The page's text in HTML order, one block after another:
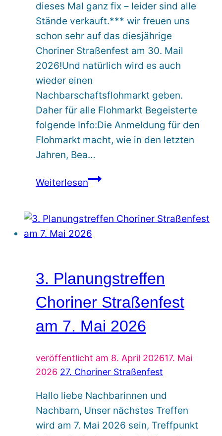
dieses Mal ganz fix – leider sind alle
Stände verkauft.*** wir freuen uns
schon sehr auf das diesjährige
Choriner Straßenfest am 30. Mail
2026!Und natürlich wird es auch
wieder einen
Nachbarschaftsflohmarkt geben.
Daher für alle Flohmarkt Begeisterte
folgende Info:Die Anmeldung für den
Flohmarkt macht, wie in den letzten
Jahren, Bea…
WeiterlesenFlohmarkt
AUSVERKAUFT
3. Planungstreffen
Choriner Straßenfest
am 7. Mai 2026
veröffentlicht am 8. April 202617. Mai
2026 27. Choriner Straßenfest
Hallo liebe Nachbarinnen und
Nachbarn, Unser nächstes Treffen
wird am 7. Mai 2026 sein, Treffpunkt